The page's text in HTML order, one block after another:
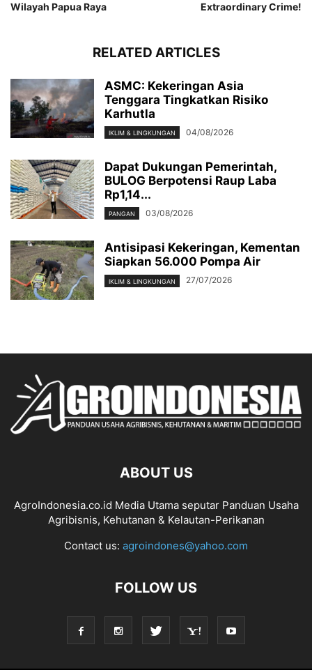
Wilayah Papua Raya
Extraordinary Crime!
RELATED ARTICLES
ASMC: Kekeringan Asia
Tenggara Tingkatkan Risiko
Karhutla
IKLIM & LINGKUNGAN 04/08/2026
Dapat Dukungan Pemerintah,
BULOG Berpotensi Raup Laba
Rp1,14...
PANGAN 03/08/2026
Antisipasi Kekeringan, Kementan
Siapkan 56.000 Pompa Air
IKLIM & LINGKUNGAN 27/07/2026
ABOUT US
AgroIndonesia.co.id Media Utama seputar Panduan Usaha
Agribisnis, Kehutanan & Kelautan-Perikanan
Contact us: agroindones@yahoo.com
FOLLOW US